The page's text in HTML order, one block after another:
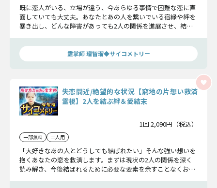
既に恋人がいる、立場が違う、今あらゆる事情で困難な恋に直
面していても大丈夫。あなたとあの人を繋いでいる宿縁や絆を
暴き出し、どんな障害があっても2人の関係を進展させ、結ば
霊掌師 瑠智瑠◆サイコメトリー
失恋間近/絶望的な状況【窮地の片想い救済
霊視】2人を結ぶ絆＆愛結末
1回 2,090円（税込）
一部無料 二人用
「大好きなあの人とどうしても結ばれたい」そんな強い想いを
抱くあなたの恋を救済します。まずは現状の2人の関係を深く
読み解き、今後結ばれるために必要な要素を余すことなくお伝